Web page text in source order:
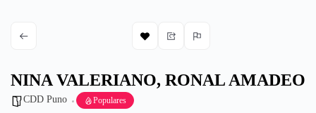
NINA VALERIANO, RONAL AMADEO
CDD Puno Populares